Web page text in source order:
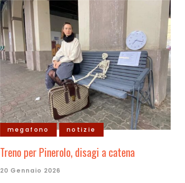
megafono notizie
Treno per Pinerolo, disagi a catena
20 Gennaio 2026